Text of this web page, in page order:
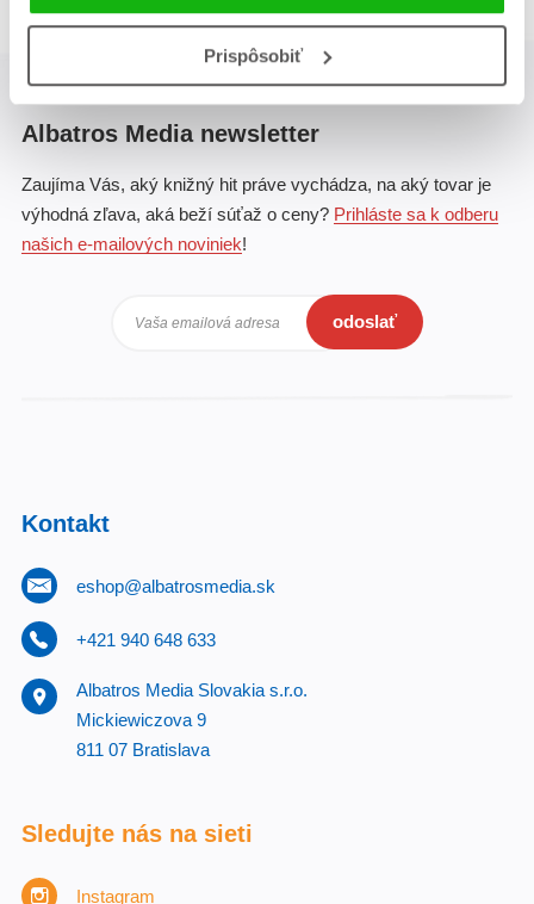
Prispôsobiť
Albatros Media newsletter
Zaujíma Vás, aký knižný hit práve vychádza, na aký tovar je
výhodná zľava, aká beží súťaž o ceny? Prihláste sa k odberu
našich e-mailových noviniek!
Vaša emailová adresa odoslať
Kontakt
eshop@albatrosmedia.sk
+421 940 648 633
Albatros Media Slovakia s.r.o.
Mickiewiczova 9
811 07 Bratislava
Sledujte nás na sieti
Instagram